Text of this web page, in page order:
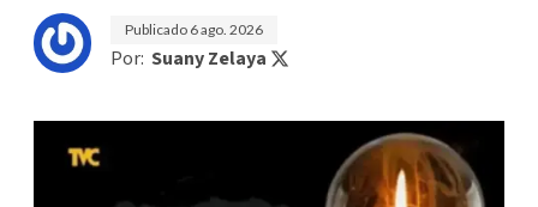
Publicado 6 ago. 2026
Por: Suany Zelaya